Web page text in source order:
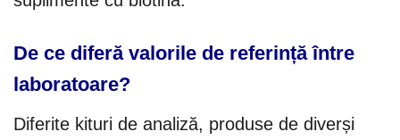
De ce diferă valorile de referință între
laboratoare?
Diferite kituri de analiză, produse de diverși